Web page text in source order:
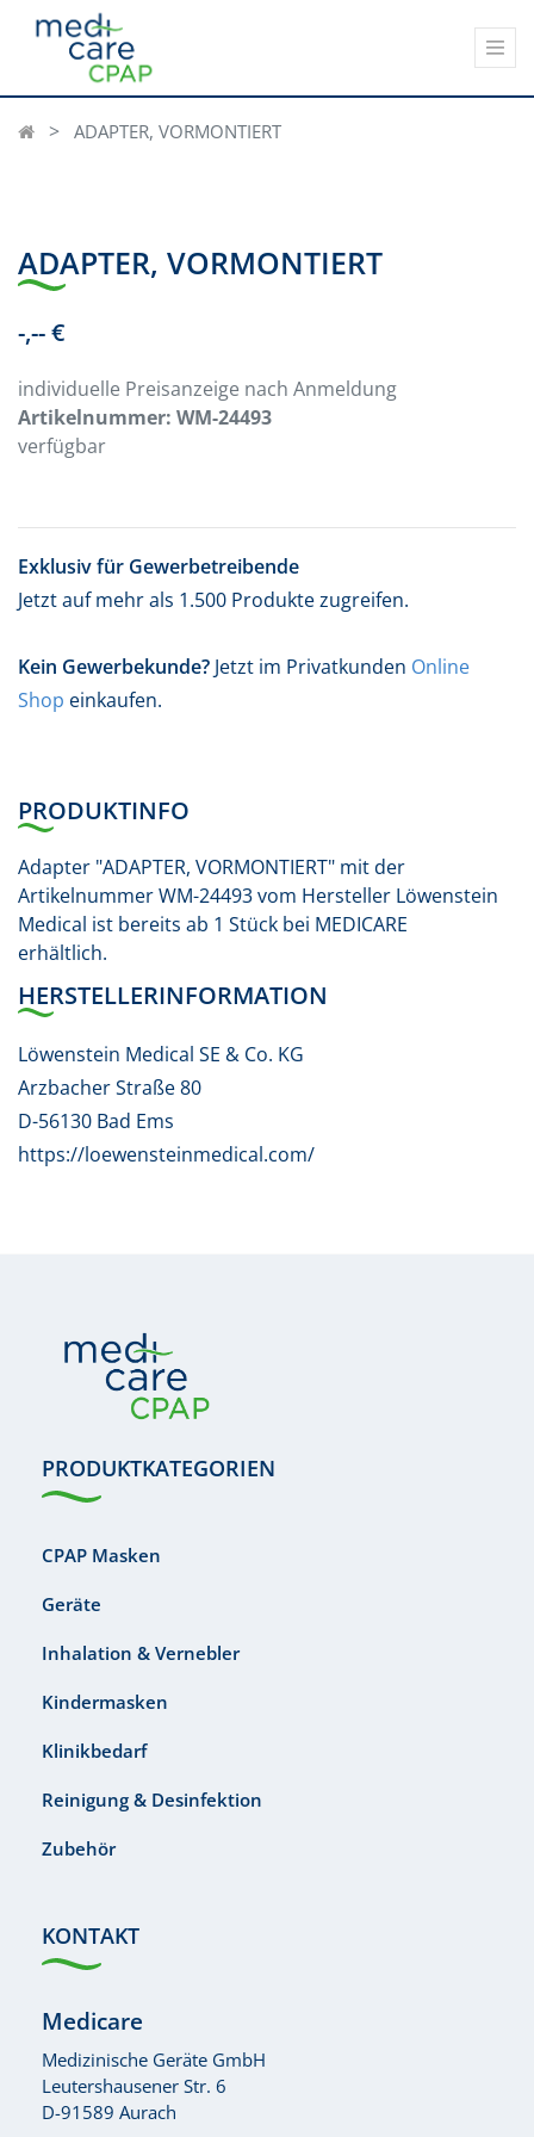
ADAPTER, VORMONTIERT
ADAPTER, VORMONTIERT
-,-- €
individuelle Preisanzeige nach Anmeldung
Artikelnummer: WM-24493
verfügbar
Exklusiv für Gewerbetreibende
Jetzt auf mehr als 1.500 Produkte zugreifen.
Kein Gewerbekunde? Jetzt im Privatkunden Online
Shop einkaufen.
PRODUKTINFO
Adapter "ADAPTER, VORMONTIERT" mit der
Artikelnummer WM-24493 vom Hersteller Löwenstein
Medical ist bereits ab 1 Stück bei MEDICARE
erhältlich.
HERSTELLERINFORMATION
Löwenstein Medical SE & Co. KG
Arzbacher Straße 80
D-56130 Bad Ems
https://loewensteinmedical.com/
PRODUKTKATEGORIEN
CPAP Masken
Geräte
Inhalation & Vernebler
Kindermasken
Klinikbedarf
Reinigung & Desinfektion
Zubehör
KONTAKT
Medicare
Medizinische Geräte GmbH
Leutershausener Str. 6
D-91589 Aurach